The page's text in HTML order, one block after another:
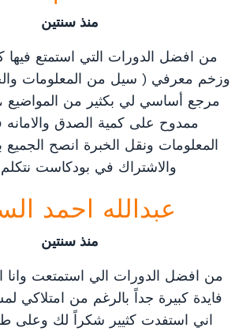
منذ سنتين
من افضل الدورات التي استمتع فيها
وزخم معرفي ( سيل من المعلومات
مرجع أساسي لي بكثير من المواضيع ،
ممدوح على كمية الصدق
المعلومات ونقل الخبرة انصح الجميع
والاشتراك في بودكاست
عبدالله احمد
منذ سنتين
من افضل الدورات الي استمتعت وانا
فايدة كبيرة جداً بالرغم من امتلاكي
اني استفدت كثيير شكراً لك وعلى